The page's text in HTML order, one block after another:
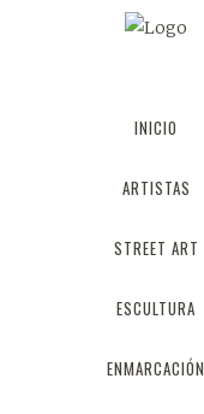
INICIO
ARTISTAS
STREET ART
ESCULTURA
ENMARCACIÓN